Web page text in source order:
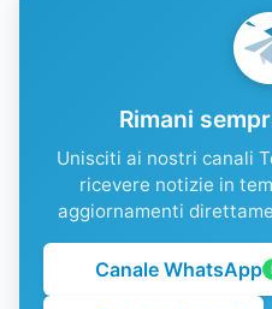
Rimani
Unisciti ai nostri canali
ricevere notizie in
aggiornamenti
Canale WhatsApp